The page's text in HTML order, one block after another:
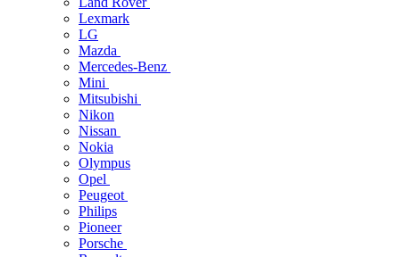
Lexmark
LG
Mazda
Mercedes-Benz
Mini
Mitsubishi
Nikon
Nissan
Nokia
Olympus
Opel
Peugeot
Philips
Pioneer
Porsche